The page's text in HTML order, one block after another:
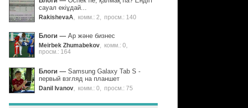
сауал екіұдай...
RakishevaA комм.: 2 просм.: 140
Блоги — Ар және бизнес
Meirbek Zhumabekov комм.: 0
просм.: 164
Блоги — Samsung Galaxy Tab S -
первый взгляд на планшет
Danil Ivanov комм.: 0 просм.: 75